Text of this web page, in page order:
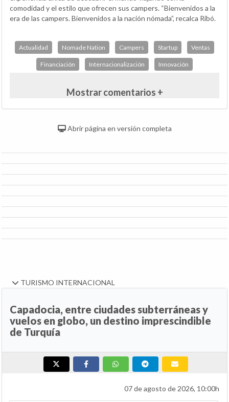
comodidad y el estilo que ofrecen sus campers. “Bienvenidos a la
era de las campers. Bienvenidos a la nación nómada”, recalca Ribó.
Actualidad Nomade Nation Campers Startup Ventas
Financiación Internacionalización Innovación
Mostrar comentarios +
Abrir página en versión completa
TURISMO INTERNACIONAL
Capadocia, entre ciudades subterráneas y
vuelos en globo, un destino imprescindible
de Turquía
07 de agosto de 2026, 10:00h